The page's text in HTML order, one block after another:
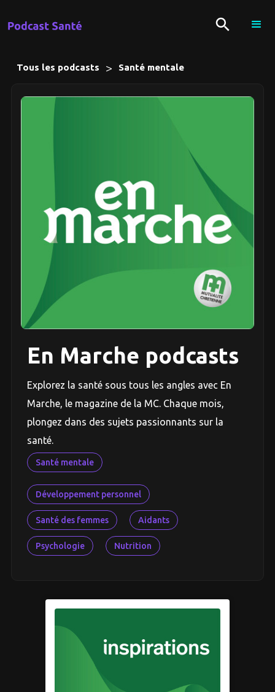
Tous les podcasts > Santé mentale
En Marche podcasts
Explorez la santé sous tous les angles avec En
Marche, le magazine de la MC. Chaque mois,
plongez dans des sujets passionnants sur la
santé.
Santé mentale
Développement personnel
Santé des femmes Aidants
Psychologie Nutrition